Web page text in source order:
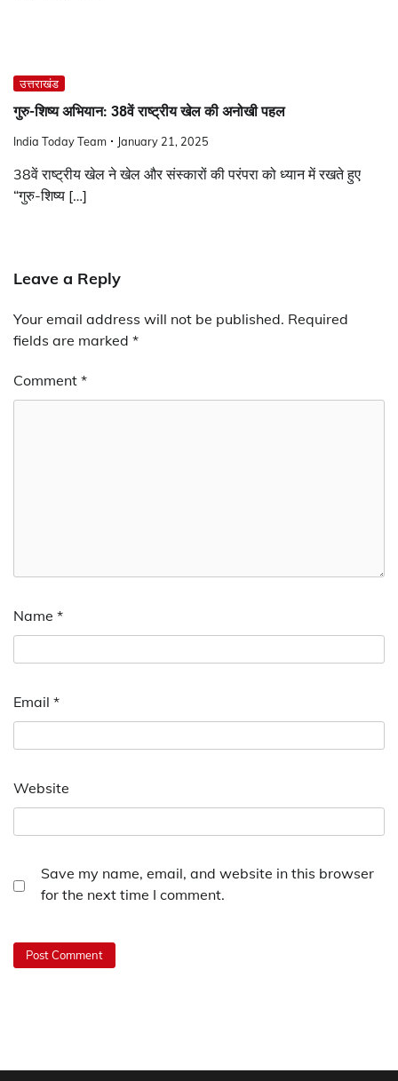
उत्तराखंड
गुरु-शिष्य अभियान: 38वें राष्ट्रीय खेल की अनोखी पहल
India Today Team January 21, 2025
38वें राष्ट्रीय खेल ने खेल और संस्कारों की परंपरा को ध्यान में रखते हुए
“गुरु-शिष्य […]
Leave a Reply
Your email address will not be published. Required
fields are marked *
Comment *
Name *
Email *
Website
Save my name, email, and website in this browser
for the next time I comment.